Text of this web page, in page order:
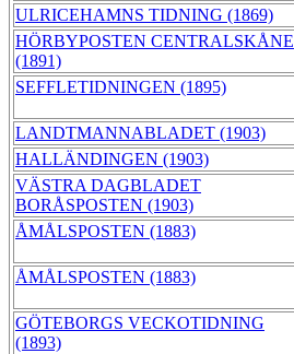
ULRICEHAMNS TIDNING (1869)
HÖRBYPOSTEN CENTRALSKÅNE
(1891)
SEFFLETIDNINGEN (1895)
LANDTMANNABLADET (1903)
HALLÄNDINGEN (1903)
VÄSTRA DAGBLADET
BORÅSPOSTEN (1903)
ÅMÅLSPOSTEN (1883)
ÅMÅLSPOSTEN (1883)
GÖTEBORGS VECKOTIDNING
(1893)